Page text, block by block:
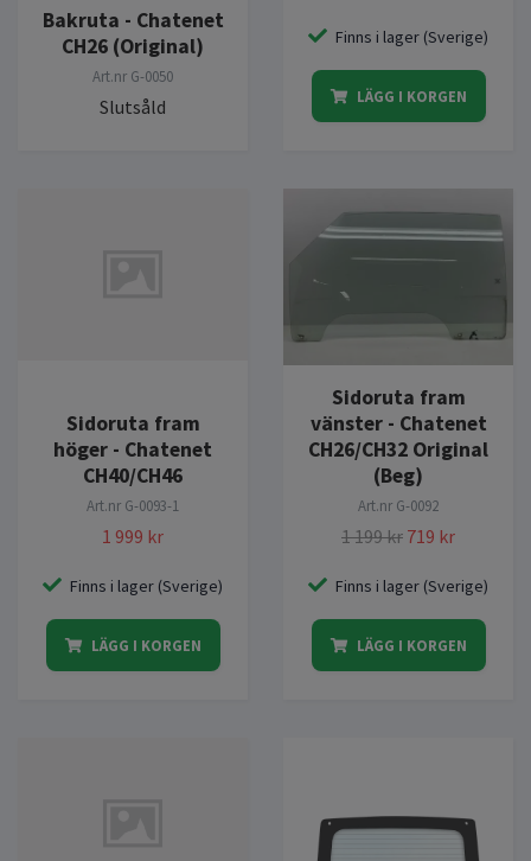
Bakruta - Chatenet
CH26 (Original)
Art.nr G-0050
Slutsåld
Finns i lager (Sverige)
LÄGG I KORGEN
Sidoruta fram
höger - Chatenet
CH40/CH46
Art.nr G-0093-1
1 999 kr
Finns i lager (Sverige)
LÄGG I KORGEN
Sidoruta fram
vänster - Chatenet
CH26/CH32 Original
(Beg)
Art.nr G-0092
1 199 kr 719 kr
Finns i lager (Sverige)
LÄGG I KORGEN